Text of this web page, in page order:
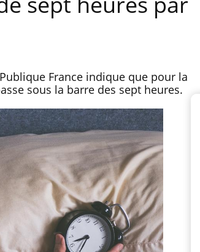
France indique que pour la
sous la barre des sept heures.
La sieste empêche-t-elle
de dormir la nuit ?